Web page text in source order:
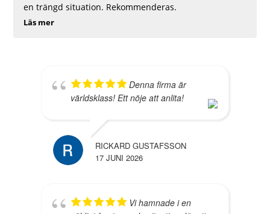
en trängd situation. Rekommenderas.
Läs mer
Denna firma är
världsklass! Ett nöje att anlita!
RICKARD GUSTAFSSON
17 JUNI 2026
Vi hamnade i en